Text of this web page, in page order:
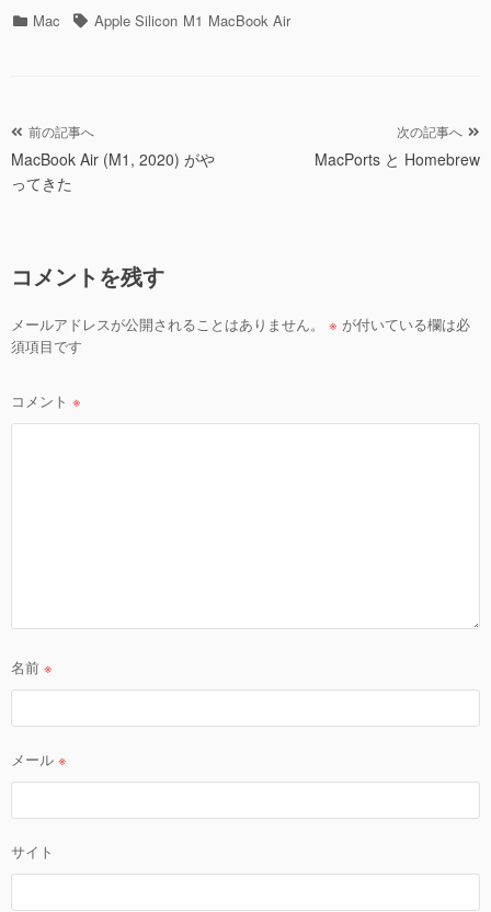
カ Mac
タ Apple Silicon M1 MacBook Air
投
稿
ナ
ー
シ
ョ
前の記事へ
MacBook Air (M1, 2020) がや
ってきた
次の記事へ
MacPorts と Homebrew
コメントを残す
メールアドレスが公開されることはありません。 ※ が付いている欄は必
須項目です
コメント ※
名前 ※
メール ※
サイト